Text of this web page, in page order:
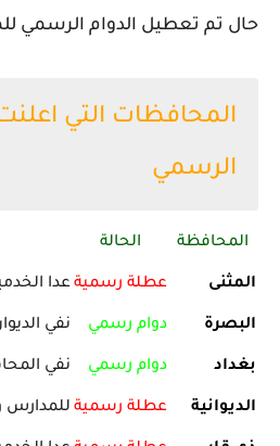
حال تم تعطيل الدوام الرسمي
المحافظات التي
الرسمي
المحافظة الحالة
المثنى عطلة رسميةعدا
البصرة دوام رسمي نفي
بغداد دوام رسمي نفي
الديوانية عطلة رسمية للمدارس